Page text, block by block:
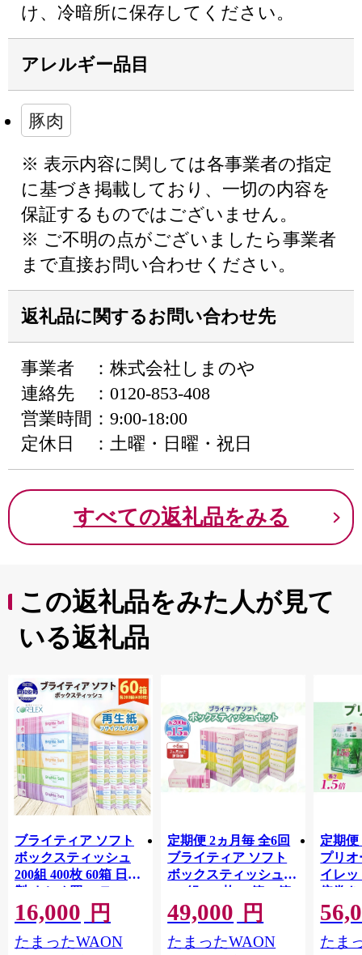
け、冷暗所に保存してください。
アレルギー品目
豚肉
※ 表示内容に関しては各事業者の指定
に基づき掲載しており、一切の内容を
保証するものではございません。
※ ご不明の点がございましたら事業者
まで直接お問い合わせください。
返礼品に関するお問い合わせ先
事業者 ：株式会社しまのや
連絡先 ：0120-853-408
営業時間：9:00-18:00
定休日 ：土曜・日曜・祝日
すべての返礼品をみる
この返礼品をみた人が見て
いる返礼品
ブライティア ソフト
ボックスティッシュ
200組 400枚 60箱 日本
製 まとめ買い ティッ
シュ リサイクル 長持
防災 常備品 日用雑貨
消耗品 生活必需品 備
16,000 円
たまったWAON
定期便 2ヵ月毎 全6回
ブライティア ソフト
ボックスティッシュ
200組 400枚 15箱 (5箱
×3) BOX 日本製 まと
め買い ティッシュ リ
サイクル 長持 防災 常
49,000 円
たまったWAON
定期便
プリ
イレッ
倍巻
36ロ
パック
買い
たま